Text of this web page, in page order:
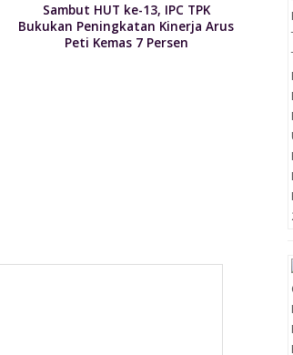
Sambut HUT ke-13, IPC TPK
Bukukan Peningkatan Kinerja Arus
Peti Kemas 7 Persen